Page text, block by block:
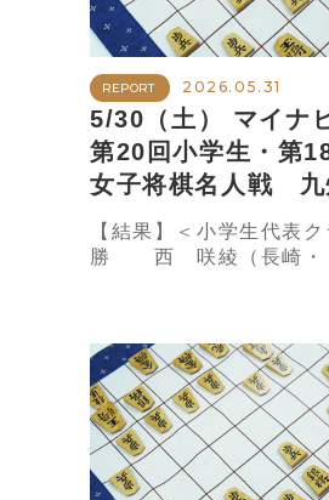
REPORT 2026.05.31
5/30（土） マイナ
第20回小学生・第
女子将棋名人戦
【結果】＜小学生代表
勝 西 咲綾（長崎